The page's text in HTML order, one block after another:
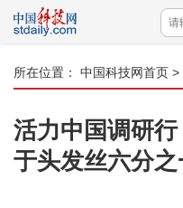
所在位置： 中国科技网首页 >
活力中国调研
于头发丝六分之